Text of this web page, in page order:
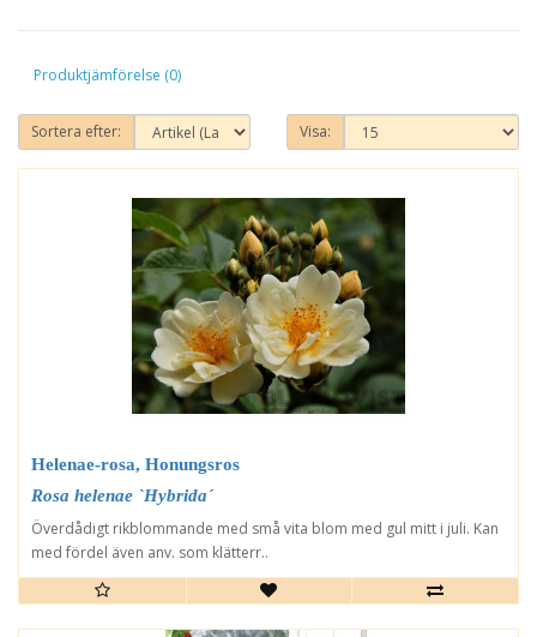
Produktjämförelse (0)
Sortera efter: Visa:
Helenae-rosa, Honungsros
Rosa helenae `Hybrida´
Överdådigt rikblommande med små vita blom med gul mitt i juli. Kan
med fördel även anv. som klätterr..